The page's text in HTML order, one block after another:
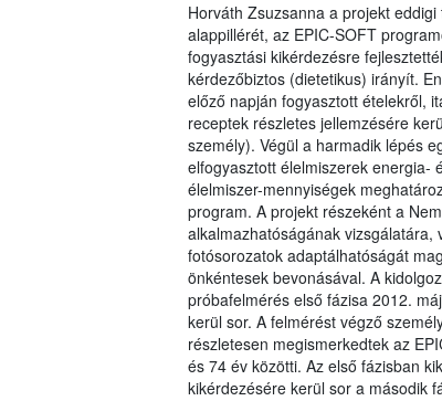
Horváth Zsuzsanna a projekt
alappillérét, az EPIC-SOFT
fogyasztási kikérdezésre
kérdezőbiztos (dietetikus) irányít.
előző napján fogyasztott ételekről,
receptek részletes jellemzésére
személy). Végül a harmadik lépés
elfogyasztott élelmiszerek energia-
élelmiszer-mennyiségek
program. A projekt részeként a
alkalmazhatóságának
fotósorozatok adaptálhatóságát
önkéntesek bevonásával. A
próbafelmérés első fázisa 2012.
kerül sor. A felmérést végző
részletesen megismerkedtek az
és 74 év közötti. Az első fázisban
kikérdezésére kerül sor a második